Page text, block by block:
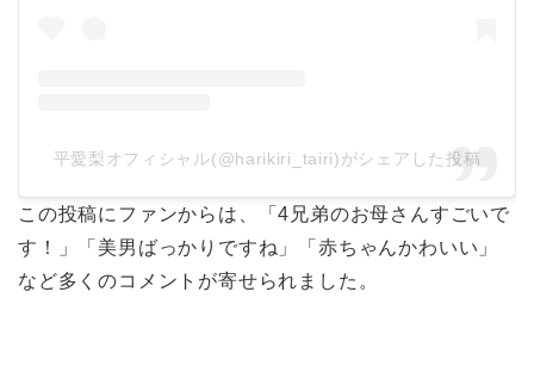
平愛梨オフィシャル(@harikiri_tairi)がシェアした投稿
この投稿にファンからは、「4兄弟のお母さんすごいで
す！」「美男ばっかりですね」「赤ちゃんかわいい」
など多くのコメントが寄せられました。